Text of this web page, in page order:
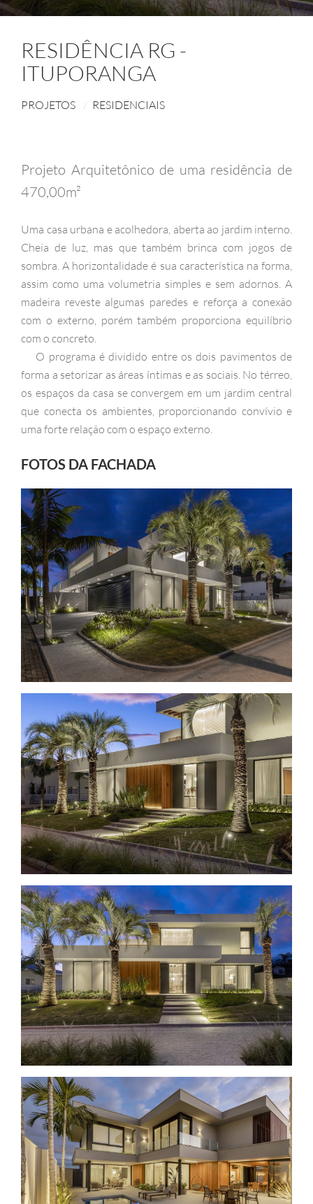
RESIDÊNCIA RG -
ITUPORANGA
PROJETOS RESIDENCIAIS
Projeto Arquitetônico de uma residência de
470,00m²
Uma casa urbana e acolhedora, aberta ao jardim interno.
Cheia de luz, mas que também brinca com jogos de
sombra. A horizontalidade é sua característica na forma,
assim como uma volumetria simples e sem adornos. A
madeira reveste algumas paredes e reforça a conexão
com o externo, porém também proporciona equilíbrio
com o concreto.
O programa é dividido entre os dois pavimentos de
forma a setorizar as áreas íntimas e as sociais. No térreo,
os espaços da casa se convergem em um jardim central
que conecta os ambientes, proporcionando convívio e
uma forte relação com o espaço externo.
FOTOS DA FACHADA